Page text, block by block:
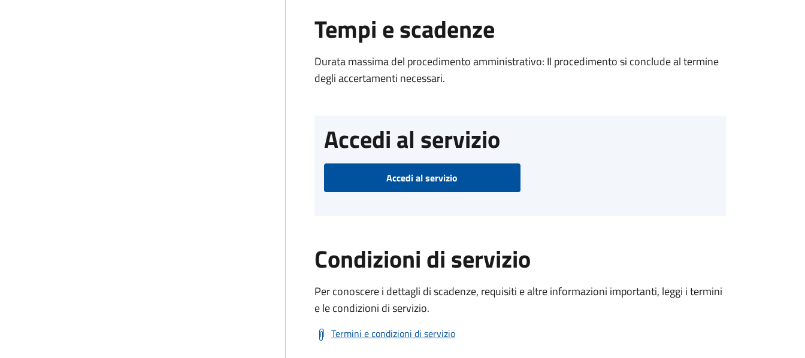
Tempi e scadenze
Durata massima del procedimento amministrativo: Il procedimento si conclude al termine
degli accertamenti necessari.
Accedi al servizio
Accedi al servizio
Condizioni di servizio
Per conoscere i dettagli di scadenze, requisiti e altre informazioni importanti, leggi i termini
e le condizioni di servizio.
Termini e condizioni di servizio